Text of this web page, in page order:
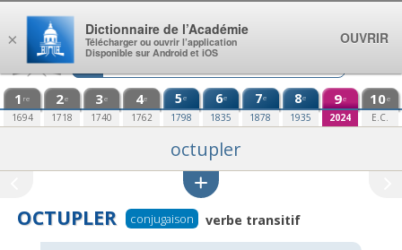
Aller au contenu
1 re
1694
2e
1718
3e
1740
4e
1762
5e
1798
6e
1835
7e
1878
8e
1935
9e
2024
10e
E.C.
octupler
OCTUPLER conjugaison verbe transitif
×
Dictionnaire de l’Académie
Télécharger ou ouvrir l’application
Disponible sur Android et iOS
OUVRIR